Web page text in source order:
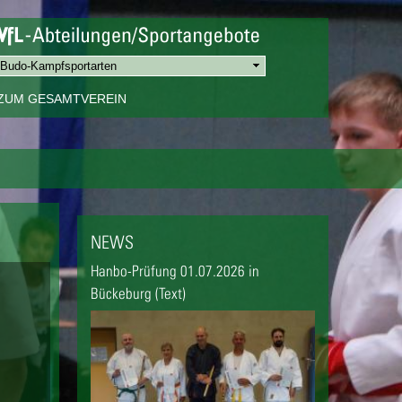
GESAMTVEREIN
NEWS
Hanbo-Prüfung 01.07.2026 in
Bückeburg (Text)